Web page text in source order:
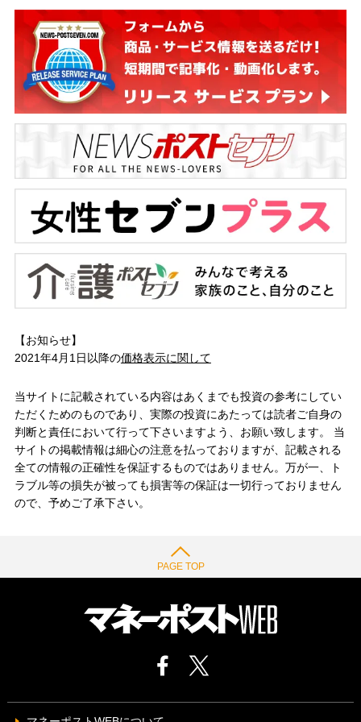
【お知らせ】
2021年4月1日以降の価格表示に関して
当サイトに記載されている内容はあくまでも投資の参考にしてい
ただくためのものであり、実際の投資にあたっては読者ご自身の
判断と責任において行って下さいますよう、お願い致します。 当
サイトの掲載情報は細心の注意を払っておりますが、記載される
全ての情報の正確性を保証するものではありません。万が一、ト
ラブル等の損失が被っても損害等の保証は一切行っておりません
ので、予めご了承下さい。
PAGE TOP